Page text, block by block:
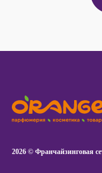
2026 © Франчайзинговая